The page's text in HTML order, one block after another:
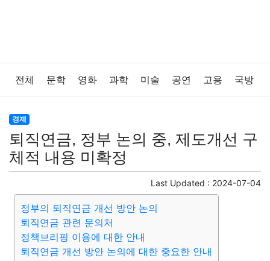
전체 문학 영화 과학 미술 공연 고용 국방
법률
보건 질병 가요 방송 일상 주식 암호화폐
반려동물 패션 미용
증권 인테리어 요리 상품리뷰
게임 스포츠 사진 대출 자동차 취미
경제
퇴직연금, 정부 논의 중, 제도개선 구
체적 내용 미확정
Last Updated : 2024-07-04
정부의 퇴직연금 개선 방안 논의
퇴직연금 관련 문의처
정책브리핑 이용에 대한 안내
퇴직연금 개선 방안 논의에 대한 중요한 안내